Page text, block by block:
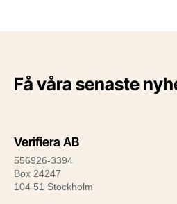
Få våra senaste
Verifiera AB
556926-3394
Box 24247
104 51 Stockholm